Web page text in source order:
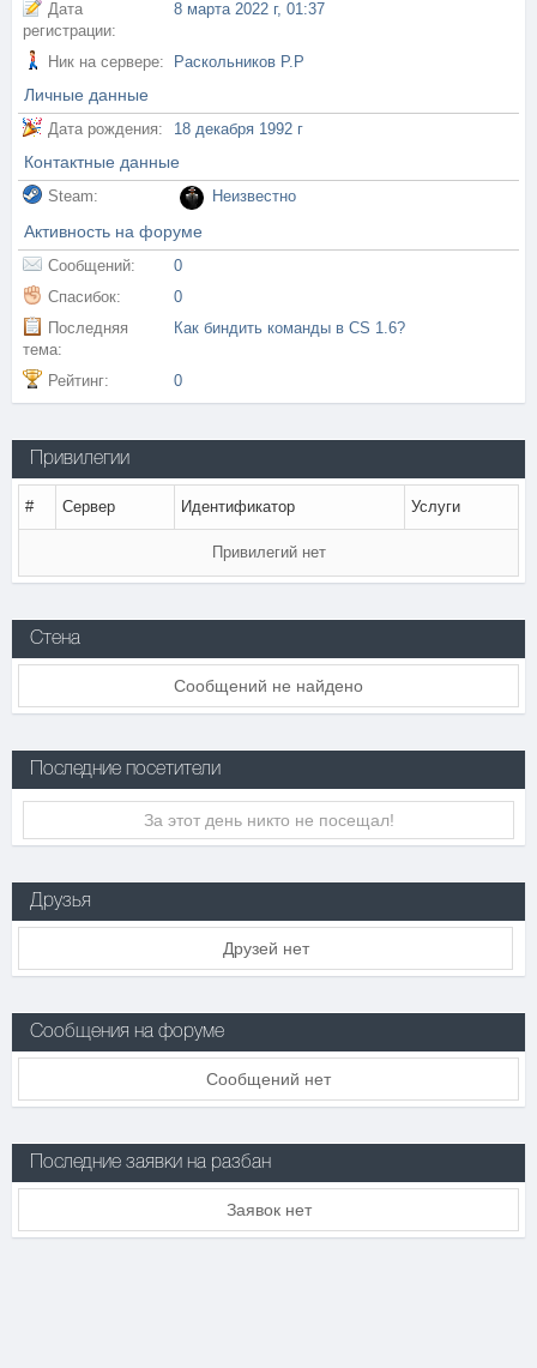
Дата
регистрации:
8 марта 2022 г, 01:37
Ник на сервере: Раскольников Р.Р
Личные данные
Дата рождения: 18 декабря 1992 г
Контактные данные
Steam: Неизвестно
Активность на форуме
Сообщений:
0
Спасибок:
0
Последняя
тема:
Как биндить команды в CS 1.6?
Рейтинг: 0
Привилегии
# Сервер Идентификатор Услуги
Привилегий нет
Стена
Сообщений не найдено
Последние посетители
За этот день никто не посещал!
Друзья
Друзей нет
Сообщения на форуме
Сообщений нет
Последние заявки на разбан
Заявок нет